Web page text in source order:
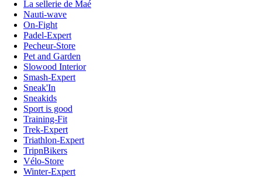
La sellerie de Maé
Nauti-wave
On-Fight
Padel-Expert
Pecheur-Store
Pet and Garden
Slowood Interior
Smash-Expert
Sneak'In
Sneakids
Sport is good
Training-Fit
Trek-Expert
Triathlon-Expert
TripnBikers
Vélo-Store
Winter-Expert